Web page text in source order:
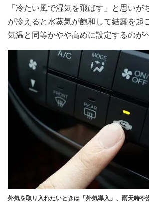
「冷たい風で湿気を飛ばす」と思いが
が冷えると水蒸気が飽和して結露を起
気温と同等かやや高めに設定するのが
外気を取り入れたいときは「外気導入」、雨天時や